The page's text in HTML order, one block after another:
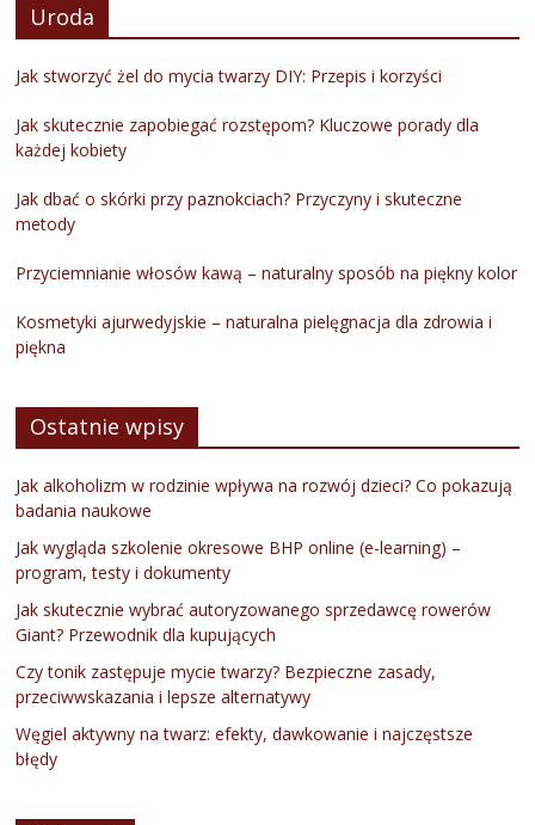
Uroda
Jak stworzyć żel do mycia twarzy DIY: Przepis i korzyści
Jak skutecznie zapobiegać rozstępom? Kluczowe porady dla
każdej kobiety
Jak dbać o skórki przy paznokciach? Przyczyny i skuteczne
metody
Przyciemnianie włosów kawą – naturalny sposób na piękny kolor
Kosmetyki ajurwedyjskie – naturalna pielęgnacja dla zdrowia i
piękna
Ostatnie wpisy
Jak alkoholizm w rodzinie wpływa na rozwój dzieci? Co pokazują
badania naukowe
Jak wygląda szkolenie okresowe BHP online (e-learning) –
program, testy i dokumenty
Jak skutecznie wybrać autoryzowanego sprzedawcę rowerów
Giant? Przewodnik dla kupujących
Czy tonik zastępuje mycie twarzy? Bezpieczne zasady,
przeciwwskazania i lepsze alternatywy
Węgiel aktywny na twarz: efekty, dawkowanie i najczęstsze
błędy